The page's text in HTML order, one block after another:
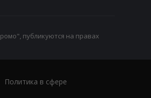
публикуются на правах
Политика в сфере